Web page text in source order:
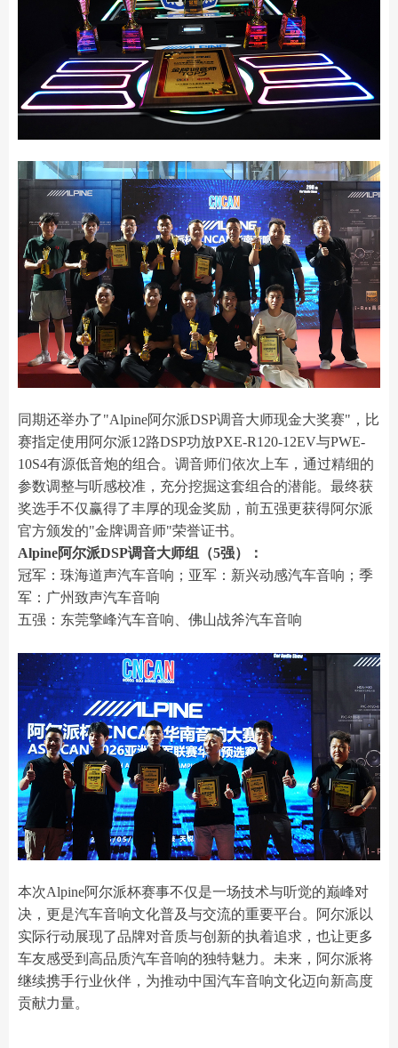
同期还举办了"Alpine阿尔派DSP调音大师现金大奖赛"，比
赛指定使用阿尔派12路DSP功放PXE-R120-12EV与PWE-
10S4有源低音炮的组合。调音师们依次上车，通过精细的
参数调整与听感校准，充分挖掘这套组合的潜能。最终获
奖选手不仅赢得了丰厚的现金奖励，前五强更获得阿尔派
官方颁发的"金牌调音师"荣誉证书。
Alpine阿尔派DSP调音大师组（5强）：
冠军：珠海道声汽车音响；亚军：新兴动感汽车音响；季
军：广州致声汽车音响
五强：东莞擎峰汽车音响、佛山战斧汽车音响
本次Alpine阿尔派杯赛事不仅是一场技术与听觉的巅峰对
决，更是汽车音响文化普及与交流的重要平台。阿尔派以
实际行动展现了品牌对音质与创新的执着追求，也让更多
车友感受到高品质汽车音响的独特魅力。未来，阿尔派将
继续携手行业伙伴，为推动中国汽车音响文化迈向新高度
贡献力量。